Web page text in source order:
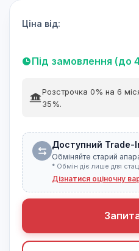
Ціна від:
Під замовлення (до
Розстрочка 0% на 6
35%.
Доступний Trade-
Обміняйте старий
* Обмін діє лише для
Дізнатися оціночну